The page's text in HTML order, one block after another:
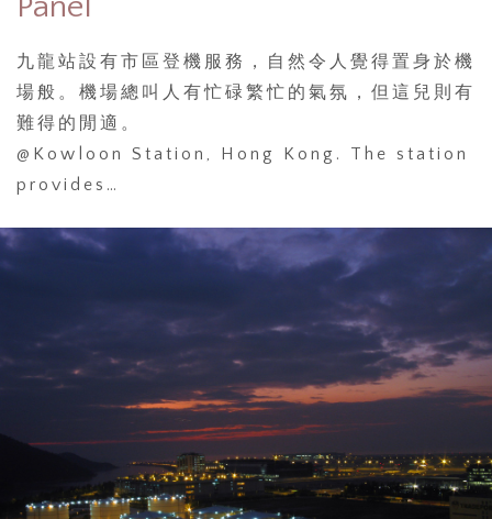
Panel
九龍站設有市區登機服務，自然令人覺得置身於機
場般。機場總叫人有忙碌繁忙的氣氛，但這兒則有
難得的閒適。
@Kowloon Station, Hong Kong. The station
provides…